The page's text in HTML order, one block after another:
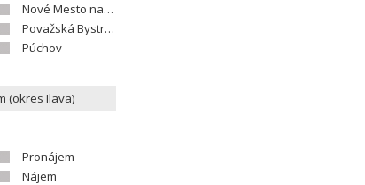
Nové Mesto nad Váhom
Považská Bystrica
Púchov
Pronájem
Nájem